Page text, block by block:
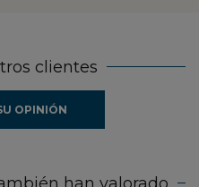
clientes
OPINIÓN